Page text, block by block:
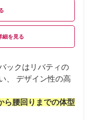
ックはリバティの
、 デザイン性の高
ら腰回りまでの体型